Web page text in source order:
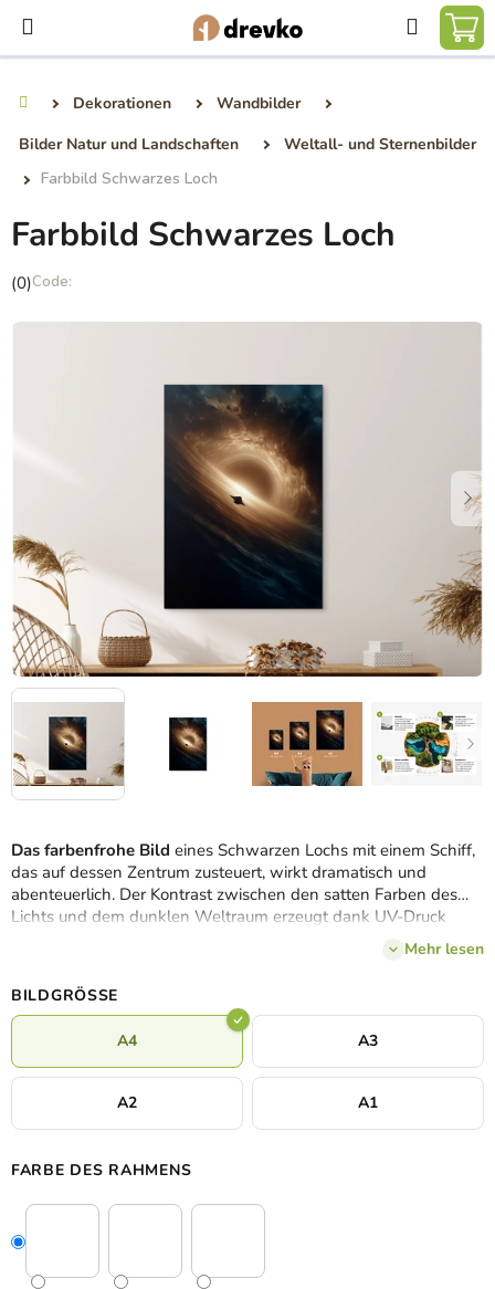
Inhalt
springen
Suchen
Dekorationen
Wandbilder
Bilder Natur und Landschaften
Weltall- und Sternenbilder
Farbbild Schwarzes Loch
Das farbenfrohe Bild eines Schwarzen Lochs mit einem Schiff,
das auf dessen Zentrum zusteuert, wirkt dramatisch und
abenteuerlich. Der Kontrast zwischen den satten Farben des
Lichts und dem dunklen Weltraum erzeugt dank UV-Druck
einen starken, modernen visuellen Effekt. Es eignet sich für
Arbeitszimmer, Spielzimmer oder moderne Innenräume, wo es
Fans von Science-Fiction, Weltraum und gewagten Motiven
anspricht.
Mehr lesen
BILDGRÖSSE
A4 A3
A2 A1
FARBE DES RAHMENS
Farbbild Schwarzes Loch
Die
Produktbewertung
(0)